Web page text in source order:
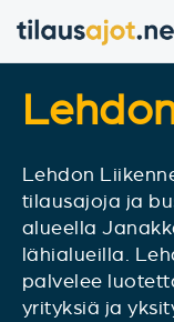
Lehdon
tilausajoja ja
alueella
lähialueilla.
palvelee
yrityksiä ja